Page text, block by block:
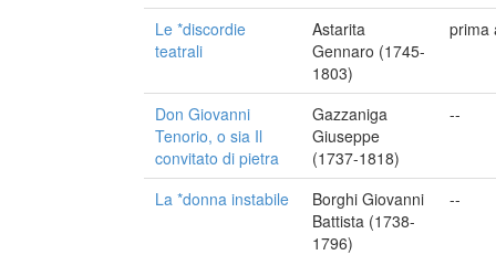
Le *discordie
teatrali
Astarita
Gennaro (1745-
1803)
prima
Don Giovanni
Tenorio, o sia Il
convitato di pietra
Gazzaniga
Giuseppe
(1737-1818)
--
La *donna instabile
Borghi Giovanni
Battista (1738-
1796)
--